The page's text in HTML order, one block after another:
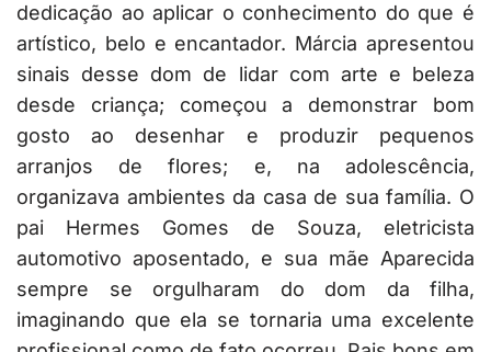
dedicação ao aplicar o conhecimento do que é
artístico, belo e encantador. Márcia apresentou
sinais desse dom de lidar com arte e beleza
desde criança; começou a demonstrar bom
gosto ao desenhar e produzir pequenos
arranjos de flores; e, na adolescência,
organizava ambientes da casa de sua família. O
pai Hermes Gomes de Souza, eletricista
automotivo aposentado, e sua mãe Aparecida
sempre se orgulharam do dom da filha,
imaginando que ela se tornaria uma excelente